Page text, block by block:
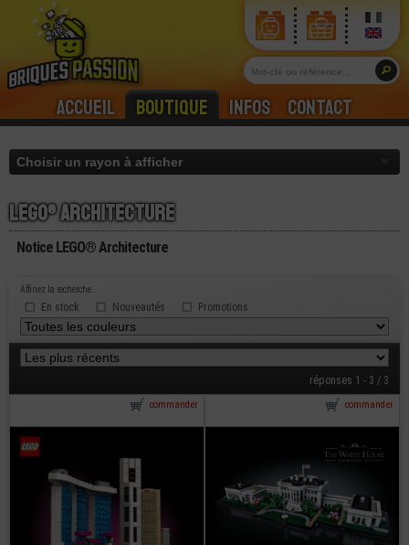
Accueil Boutique Infos Contact
Lego® architecture
Notice LEGO® Architecture
Affinez la recherche...
En stock Nouveautés Promotions
réponses 1 - 3 / 3
commander commander